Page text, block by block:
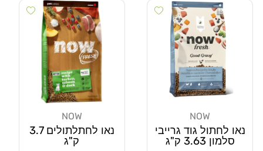
Add wishlist
NOW
נאו לחתול גוד גרייבי
סלמון 3.63 ק"ג
wishlist
NOW
נאו לחתלתולים 3.7
ק"ג